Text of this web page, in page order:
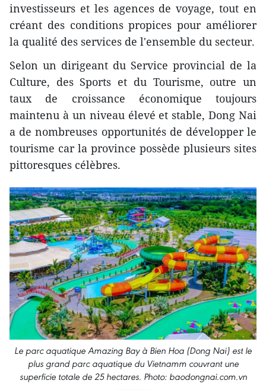
investisseurs et les agences de voyage, tout en
créant des conditions propices pour améliorer
la qualité des services de l'ensemble du secteur.
Selon un dirigeant du Service provincial de la
Culture, des Sports et du Tourisme, outre un
taux de croissance économique toujours
maintenu à un niveau élevé et stable, Dong Nai
a de nombreuses opportunités de développer le
tourisme car la province possède plusieurs sites
pittoresques célèbres.
Le parc aquatique Amazing Bay à Bien Hoa (Dong Nai) est le
plus grand parc aquatique du Vietnamm couvrant une
superficie totale de 25 hectares. Photo: baodongnai.com.vn